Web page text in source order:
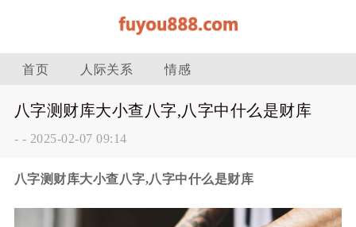
首页 人际关系 情感
八字测财库大小查八字,八字中什么是财库
- - 2025-02-07 09:14
八字测财库大小查八字,八字中什么是财库